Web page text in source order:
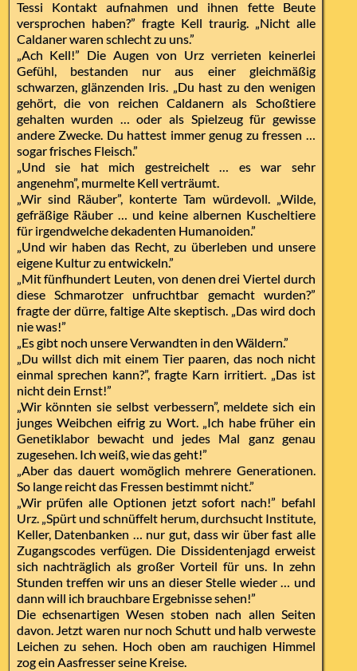
Tessi Kontakt aufnahmen und ihnen fette Beute
versprochen haben?” fragte Kell traurig. „Nicht alle
Caldaner waren schlecht zu uns.”
„Ach Kell!” Die Augen von Urz verrieten keinerlei
Gefühl, bestanden nur aus einer gleichmäßig
schwarzen, glänzenden Iris. „Du hast zu den wenigen
gehört, die von reichen Caldanern als Schoßtiere
gehalten wurden … oder als Spielzeug für gewisse
andere Zwecke. Du hattest immer genug zu fressen …
sogar frisches Fleisch.”
„Und sie hat mich gestreichelt … es war sehr
angenehm”, murmelte Kell verträumt.
„Wir sind Räuber”, konterte Tam würdevoll. „Wilde,
gefräßige Räuber … und keine albernen Kuscheltiere
für irgendwelche dekadenten Humanoiden.”
„Und wir haben das Recht, zu überleben und unsere
eigene Kultur zu entwickeln.”
„Mit fünfhundert Leuten, von denen drei Viertel durch
diese Schmarotzer unfruchtbar gemacht wurden?”
fragte der dürre, faltige Alte skeptisch. „Das wird doch
nie was!”
„Es gibt noch unsere Verwandten in den Wäldern.”
„Du willst dich mit einem Tier paaren, das noch nicht
einmal sprechen kann?”, fragte Karn irritiert. „Das ist
nicht dein Ernst!”
„Wir könnten sie selbst verbessern”, meldete sich ein
junges Weibchen eifrig zu Wort. „Ich habe früher ein
Genetiklabor bewacht und jedes Mal ganz genau
zugesehen. Ich weiß, wie das geht!”
„Aber das dauert womöglich mehrere Generationen.
So lange reicht das Fressen bestimmt nicht.”
„Wir prüfen alle Optionen jetzt sofort nach!” befahl
Urz. „Spürt und schnüffelt herum, durchsucht Institute,
Keller, Datenbanken … nur gut, dass wir über fast alle
Zugangscodes verfügen. Die Dissidentenjagd erweist
sich nachträglich als großer Vorteil für uns. In zehn
Stunden treffen wir uns an dieser Stelle wieder … und
dann will ich brauchbare Ergebnisse sehen!”
Die echsenartigen Wesen stoben nach allen Seiten
davon. Jetzt waren nur noch Schutt und halb verweste
Leichen zu sehen. Hoch oben am rauchigen Himmel
zog ein Aasfresser seine Kreise.